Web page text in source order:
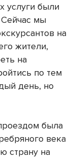
услуги были
мы
на
жители,
на
по тем
день, но
была
века
страну на